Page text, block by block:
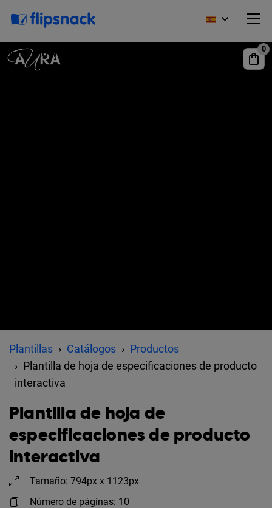
Plantillas Catálogos
Productos
Plantilla de hoja de especificaciones de producto
interactiva
Plantilla de hoja de
especificaciones de producto
interactiva
Tamaño: 794px x 1123px
Número de páginas: 10